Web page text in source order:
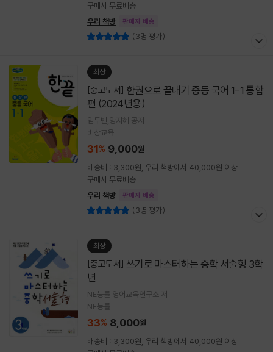
구매시 무료배송
우리 책방
판매자 배송
(3명 평가)
최상
[중고도서]
편 (2024년용)
임두빈,양지혜 공저
비상교육
31% 9,000원
배송비 : 3,300원, 우리 책방에서 40,000원 이상
구매시 무료배송
우리 책방
판매자 배송
(3명 평가)
최상
[중고도서]
년
NE능률 영어교육연구소 저
NE능률
33% 8,000원
배송비 : 3,300원, 우리 책방에서 40,000원 이상